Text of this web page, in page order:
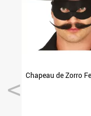
Chapeau de Zorro